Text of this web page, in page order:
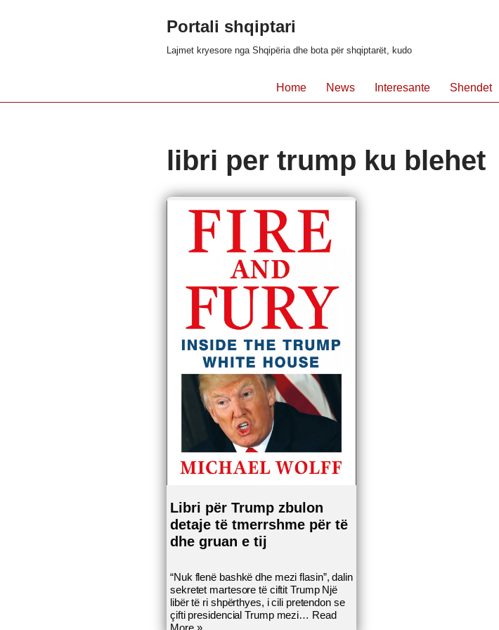
Portali shqiptari
Lajmet kryesore nga Shqipëria dhe bota për shqiptarët, kudo
Home News Interesante Shendet
libri per trump ku blehet
Libri për Trump zbulon
detaje të tmerrshme për të
dhe gruan e tij
“Nuk flenë bashkë dhe mezi flasin”, dalin
sekretet martesore të ciftit Trump Një
libër të ri shpërthyes, i cili pretendon se
çifti presidencial Trump mezi… Read